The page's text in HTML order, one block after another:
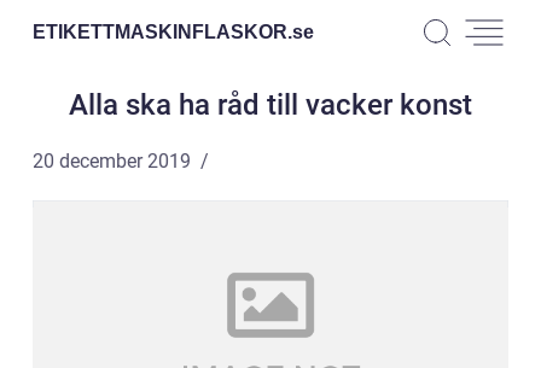
ETIKETTMASKINFLASKOR.se
Alla ska ha råd till vacker konst
20 december 2019